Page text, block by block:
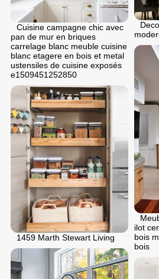
Cuisine campagne chic avec
pan de mur en briques
carrelage blanc meuble cuisine
blanc etagere en bois et metal
ustensiles de cuisine exposés
e1509451252850
ilot
bois
bois
1459 Marth Stewart Living